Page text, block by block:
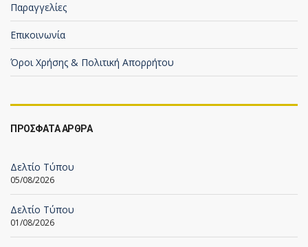
Παραγγελίες
Επικοινωνία
Όροι Χρήσης & Πολιτική Απορρήτου
ΠΡΟΣΦΑΤΑ ΑΡΘΡΑ
Δελτίο Τύπου
05/08/2026
Δελτίο Τύπου
01/08/2026